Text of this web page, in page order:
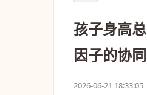
孩子身高
因子的协
2026-06-21 18:33:05